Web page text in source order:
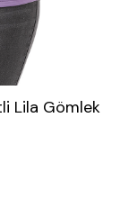
Lila Gömlek